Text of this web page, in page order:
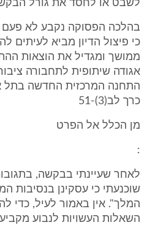
לשבט או לחסד את גורל
בהלכה הפסוקה נקבע לא פעם
כי פיצול הדיון מביא לעיתים
אגודה שיתופית לתחבורה
התחנה המרכזית החדשה בתל
כרך לב(3)-51
מן הכלל אל הפרט
:
לאחר שעיינתי בבקשה,
שוכנעתי כי עסקינן בנסיבות
המלך". אין באמור לעיל, כדי
השאלות העשויות לנבוע